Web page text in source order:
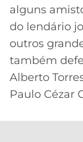
alguns
do lendário
outros
também
Alberto
Paulo Cézar